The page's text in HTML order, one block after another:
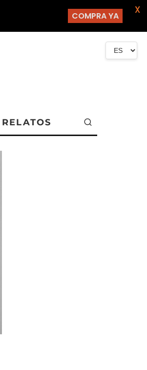
RELATOS
COMPRA YA
X